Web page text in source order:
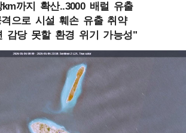
까지 확산..3000 배럴 유출
격으로 시설 훼손 유출 취약
감당 못할 환경 위기 가능성"